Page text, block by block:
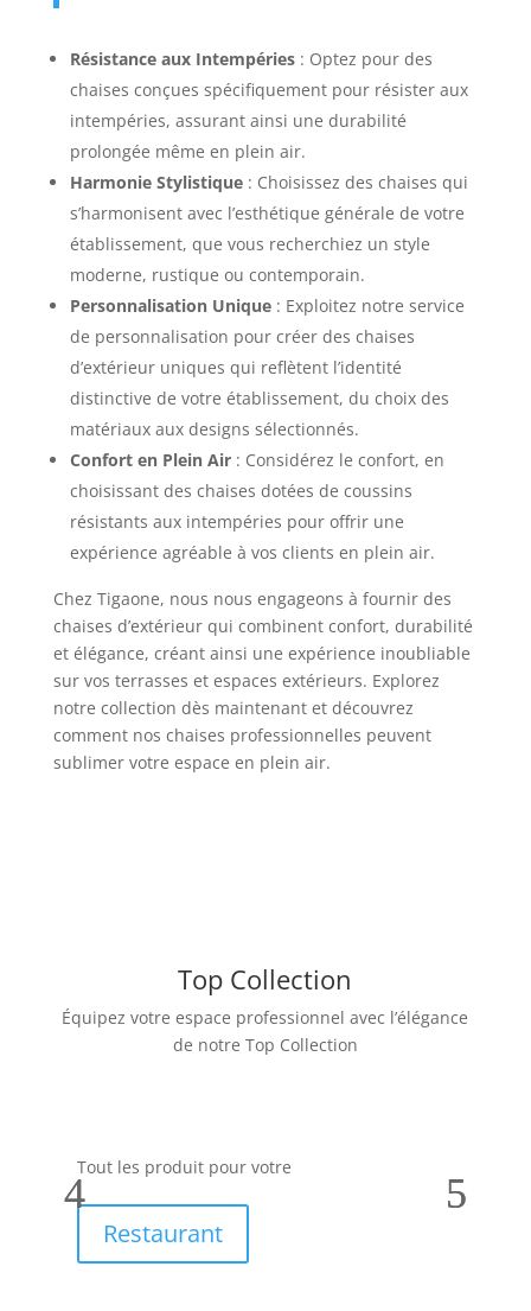
Résistance aux Intempéries: Optez pour des
chaises conçues spécifiquement pour résister aux
intempéries, assurant ainsi une durabilité
prolongée même en plein air.
Harmonie Stylistique: Choisissez des chaises qui
s’harmonisent avec l’esthétique générale de votre
établissement, que vous recherchiez un style
moderne, rustique ou contemporain.
Personnalisation Unique: Exploitez notre service
de personnalisation pour créer des chaises
d’extérieur uniques qui reflètent l’identité
distinctive de votre établissement, du choix des
matériaux aux designs sélectionnés.
Confort en Plein Air: Considérez le confort, en
choisissant des chaises dotées de coussins
résistants aux intempéries pour offrir une
expérience agréable à vos clients en plein air.
Chez Tigaone, nous nous engageons à fournir des
chaises d’extérieur qui combinent confort, durabilité
et élégance, créant ainsi une expérience inoubliable
sur vos terrasses et espaces extérieurs. Explorez
notre collection dès maintenant et découvrez
comment nos chaises professionnelles peuvent
sublimer votre espace en plein air.
Top Collection
Équipez votre espace professionnel avec l’élégance
de notre Top Collection
Tout les produit pour votre
Restaurant